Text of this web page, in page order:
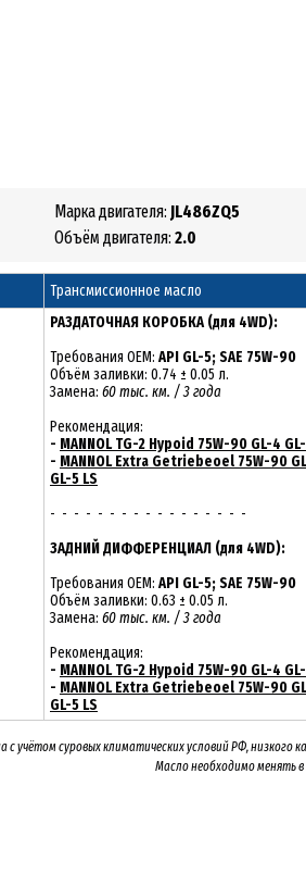
Марка двигателя: JL486ZQ5
Объём двигателя: 2.0
Трансмиссионное масло
РАЗДАТОЧНАЯ КОРОБКА (для 4WD):
Требования OEM: API GL-5; SAE 75W-90
Объём заливки: 0.74 ± 0.05 л.
Замена: 60 тыс. км. / 3 года
Рекомендация:
- MANNOL TG-2 Hypoid 75W-90 GL-4
- MANNOL Extra Getriebeoel 75W-90
GL-5 LS
- - - - - - - - - - - - - - - - -
ЗАДНИЙ ДИФФЕРЕНЦИАЛ (для 4WD):
Требования OEM: API GL-5; SAE 75W-90
Объём заливки: 0.63 ± 0.05 л.
Замена: 60 тыс. км. / 3 года
Рекомендация:
- MANNOL TG-2 Hypoid 75W-90 GL-4
- MANNOL Extra Getriebeoel 75W-90
GL-5 LS
учётом суровых климатических условий РФ, низкого
Масло необходимо менять